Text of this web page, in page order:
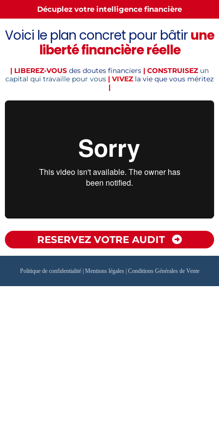
Décuplez votre intelligence financière
Voici le plan concret pour bâtirune
liberté financière réelle
| LIBEREZ-VOUS des doutes financiers | CONSTRUISEZ un
capital qui travaille pour vous | VIVEZ la vie que vous méritez
|
RESERVEZ VOTRE AUDIT
Politique de confidentialité|Mentions légales| Conditions Générales de Vente